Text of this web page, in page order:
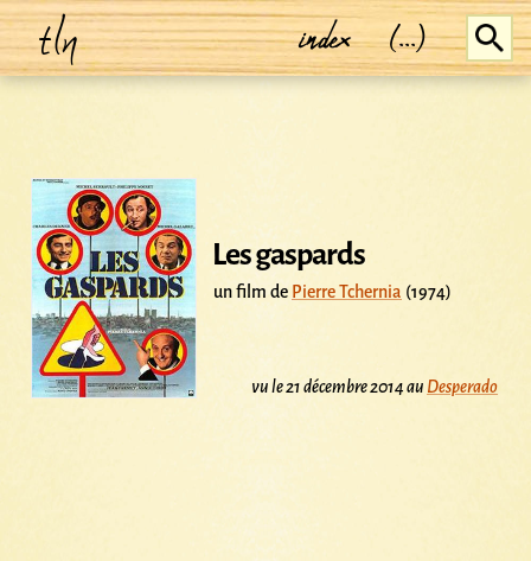
tln index (...)
Les gaspards
un film de Pierre Tchernia (1974)
vu le 21 décembre 2014 au Desperado